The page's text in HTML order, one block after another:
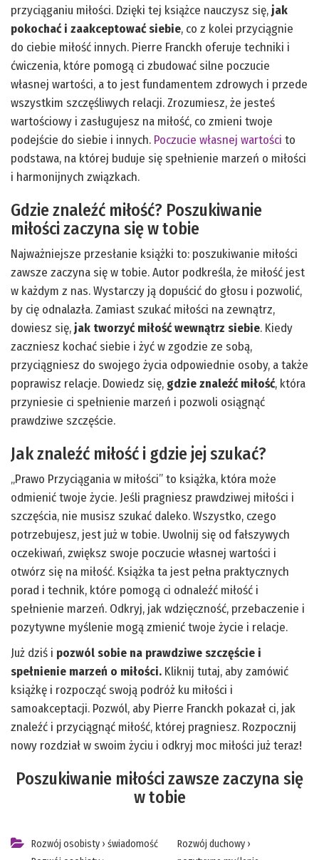
przyciąganiu miłości. Dzięki tej książce nauczysz się, jak
pokochać i zaakceptować siebie, co z kolei przyciągnie
do ciebie miłość innych. Pierre Franckh oferuje techniki i
ćwiczenia, które pomogą ci zbudować silne poczucie
własnej wartości, a to jest fundamentem zdrowych i przede
wszystkim szczęśliwych relacji. Zrozumiesz, że jesteś
wartościowy i zasługujesz na miłość, co zmieni twoje
podejście do siebie i innych. Poczucie własnej wartości to
podstawa, na której buduje się spełnienie marzeń o miłości
i harmonijnych związkach.
Gdzie znaleźć miłość? Poszukiwanie
miłości zaczyna się w tobie
Najważniejsze przesłanie książki to: poszukiwanie miłości
zawsze zaczyna się w tobie. Autor podkreśla, że miłość jest
w każdym z nas. Wystarczy ją dopuścić do głosu i pozwolić,
by cię odnalazła. Zamiast szukać miłości na zewnątrz,
dowiesz się, jak tworzyć miłość wewnątrz siebie. Kiedy
zaczniesz kochać siebie i żyć w zgodzie ze sobą,
przyciągniesz do swojego życia odpowiednie osoby, a także
poprawisz relacje. Dowiedz się, gdzie znaleźć miłość, która
przyniesie ci spełnienie marzeń i pozwoli osiągnąć
prawdziwe szczęście.
Jak znaleźć miłość i gdzie jej szukać?
„Prawo Przyciągania w miłości” to książka, która może
odmienić twoje życie. Jeśli pragniesz prawdziwej miłości i
szczęścia, nie musisz szukać daleko. Wszystko, czego
potrzebujesz, jest już w tobie. Uwolnij się od fałszywych
oczekiwań, zwiększ swoje poczucie własnej wartości i
otwórz się na miłość. Książka ta jest pełna praktycznych
porad i technik, które pomogą ci odnaleźć miłość i
spełnienie marzeń. Odkryj, jak wdzięczność, przebaczenie i
pozytywne myślenie mogą zmienić twoje życie i relacje.
Już dziś i pozwól sobie na prawdziwe szczęście i
spełnienie marzeń o miłości. Kliknij tutaj, aby zamówić
książkę i rozpocząć swoją podróż ku miłości i
samoakceptacji. Pozwól, aby Pierre Franckh pokazał ci, jak
znaleźć i przyciągnąć miłość, której pragniesz. Rozpocznij
nowy rozdział w swoim życiu i odkryj moc miłości już teraz!
Poszukiwanie miłości zawsze zaczyna się
w tobie
Rozwój osobisty › świadomość
Rozwój duchowy›